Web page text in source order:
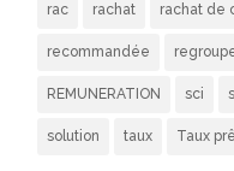
rac rachat rachat de
recommandée
REMUNERATION sci
solution taux Taux